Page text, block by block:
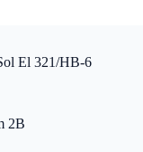
El 321/HB-6
2B